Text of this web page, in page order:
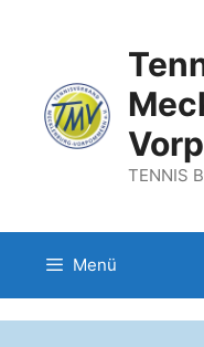
TENNIS
Menü